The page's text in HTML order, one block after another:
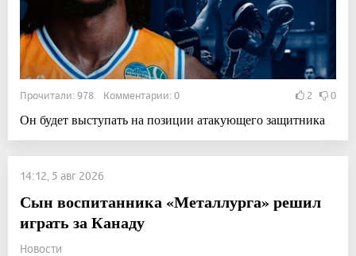
Прочитали: 978 Комментарии: 0 2 0
Он будет выступать на позиции атакующего защитника
14:12, 5 авг 2026
Сын воспитанника «Металлурга» решил
играть за Канаду
Новости